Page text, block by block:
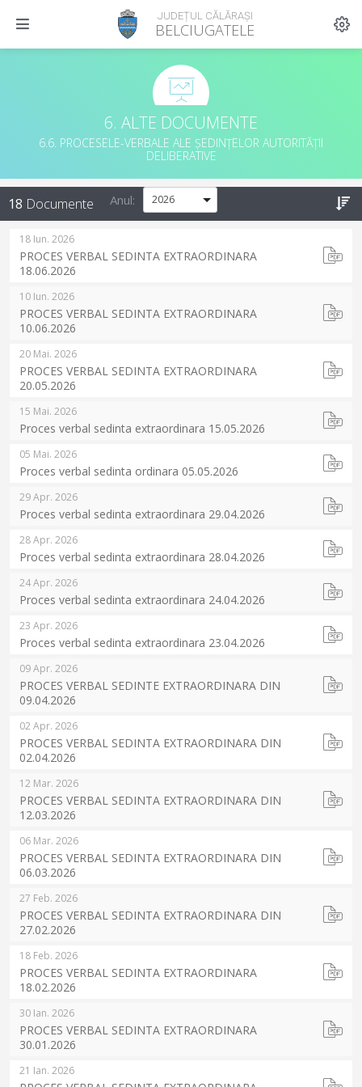
JUDEȚUL CĂLĂRAȘI
BELCIUGATELE
6. ALTE DOCUMENTE
6.6. PROCESELE-VERBALE ALE ȘEDINȚELOR AUTORITĂȚII
DELIBERATIVE
18 Documente Anul:
18 Iun. 2026
PROCES VERBAL SEDINTA EXTRAORDINARA
18.06.2026
10 Iun. 2026
PROCES VERBAL SEDINTA EXTRAORDINARA
10.06.2026
20 Mai. 2026
PROCES VERBAL SEDINTA EXTRAORDINARA
20.05.2026
15 Mai. 2026
Proces verbal sedinta extraordinara 15.05.2026
05 Mai. 2026
Proces verbal sedinta ordinara 05.05.2026
29 Apr. 2026
Proces verbal sedinta extraordinara 29.04.2026
28 Apr. 2026
Proces verbal sedinta extraordinara 28.04.2026
24 Apr. 2026
Proces verbal sedinta extraordinara 24.04.2026
23 Apr. 2026
Proces verbal sedinta extraordinara 23.04.2026
09 Apr. 2026
PROCES VERBAL SEDINTE EXTRAORDINARA DIN
09.04.2026
02 Apr. 2026
PROCES VERBAL SEDINTA EXTRAORDINARA DIN
02.04.2026
12 Mar. 2026
PROCES VERBAL SEDINTA EXTRAORDINARA DIN
12.03.2026
06 Mar. 2026
PROCES VERBAL SEDINTA EXTRAORDINARA DIN
06.03.2026
27 Feb. 2026
PROCES VERBAL SEDINTA EXTRAORDINARA DIN
27.02.2026
18 Feb. 2026
PROCES VERBAL SEDINTA EXTRAORDINARA
18.02.2026
30 Ian. 2026
PROCES VERBAL SEDINTA EXTRAORDINARA
30.01.2026
21 Ian. 2026